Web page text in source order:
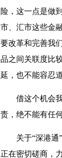
险，这一点是做
市、汇市这些金
要改革和完善我
品之间关联度比
延，也不能容忍
借这个机会我
责，绝不能有任
关于“深港通”
正在密切磋商，